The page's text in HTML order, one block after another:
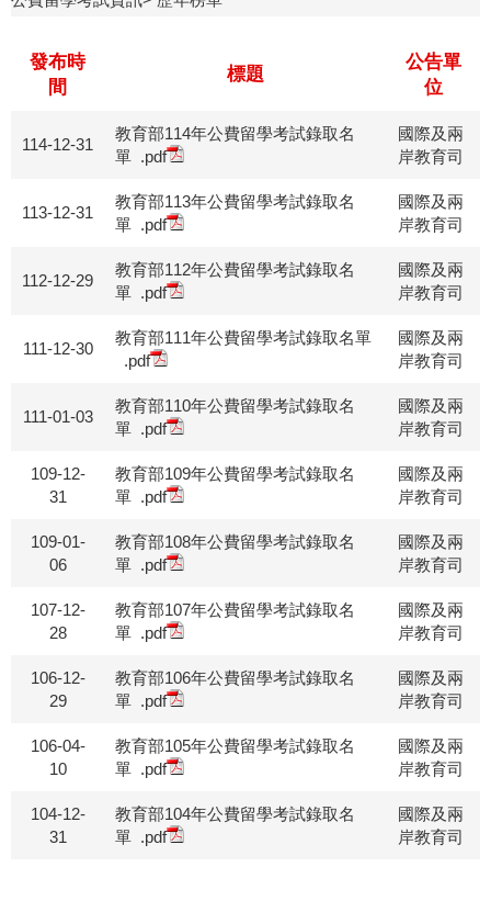
發布時
間
標題
公告單
位
114-12-31
教育部114年公費留學考試錄取名
單 .pdf
國際及兩
岸教育司
113-12-31
教育部113年公費留學考試錄取名
單 .pdf
國際及兩
岸教育司
112-12-29
教育部112年公費留學考試錄取名
單 .pdf
國際及兩
岸教育司
111-12-30
教育部111年公費留學考試錄取名單
.pdf
國際及兩
岸教育司
111-01-03
教育部110年公費留學考試錄取名
單 .pdf
國際及兩
岸教育司
109-12-
31
教育部109年公費留學考試錄取名
單 .pdf
國際及兩
岸教育司
109-01-
06
教育部108年公費留學考試錄取名
單 .pdf
國際及兩
岸教育司
107-12-
28
教育部107年公費留學考試錄取名
單 .pdf
國際及兩
岸教育司
106-12-
29
教育部106年公費留學考試錄取名
單 .pdf
國際及兩
岸教育司
106-04-
10
教育部105年公費留學考試錄取名
單 .pdf
國際及兩
岸教育司
104-12-
31
教育部104年公費留學考試錄取名
單 .pdf
國際及兩
岸教育司